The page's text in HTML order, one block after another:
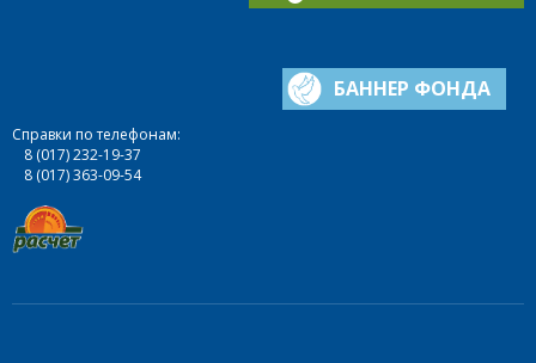
БАННЕР ФОНДА
Справки по телефонам:
8 (017) 232-19-37
8 (017) 363-09-54